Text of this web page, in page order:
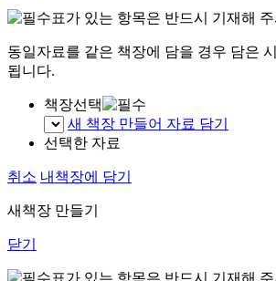
표가 있는 항목은 반드시 기재해
동일자료를 같은 책장에 담을 경우 담은
됩니다.
책장선택
새 책장 만들어 자료 담기
선택한 자료
취소 내책장에 담기
새책장 만들기
닫기